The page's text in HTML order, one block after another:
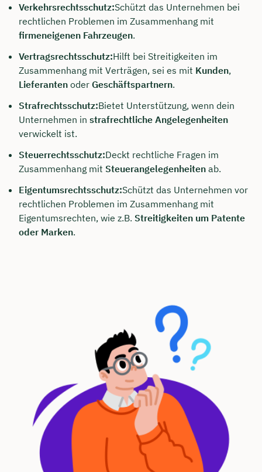
Verkehrsrechtsschutz:Schützt das Unternehmen bei
rechtlichen Problemen im Zusammenhang mit
firmeneigenen Fahrzeugen.
Vertragsrechtsschutz:Hilft bei Streitigkeiten im
Zusammenhang mit Verträgen, sei es mit Kunden,
Lieferanten oder Geschäftspartnern.
Strafrechtsschutz:Bietet Unterstützung, wenn dein
Unternehmen in strafrechtliche Angelegenheiten
verwickelt ist.
Steuerrechtsschutz:Deckt rechtliche Fragen im
Zusammenhang mit Steuerangelegenheiten ab.
Eigentumsrechtsschutz:Schützt das Unternehmen vor
rechtlichen Problemen im Zusammenhang mit
Eigentumsrechten, wie z.B. Streitigkeiten um Patente
oder Marken.